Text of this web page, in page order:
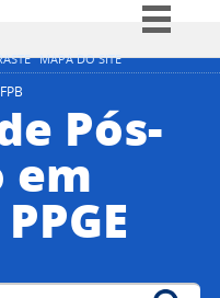
MAPA DO SITE
Simplifique!
Participe
Legislação
Canais
Pós-
em